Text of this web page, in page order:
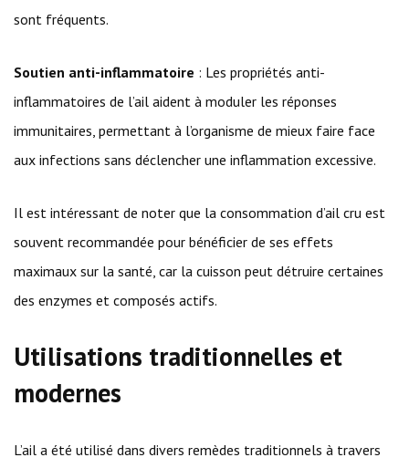
sont fréquents.
Soutien anti-inflammatoire : Les propriétés anti-
inflammatoires de l’ail aident à moduler les réponses
immunitaires, permettant à l’organisme de mieux faire face
aux infections sans déclencher une inflammation excessive.
Il est intéressant de noter que la consommation d’ail cru est
souvent recommandée pour bénéficier de ses effets
maximaux sur la santé, car la cuisson peut détruire certaines
des enzymes et composés actifs.
Utilisations traditionnelles et
modernes
L’ail a été utilisé dans divers remèdes traditionnels à travers